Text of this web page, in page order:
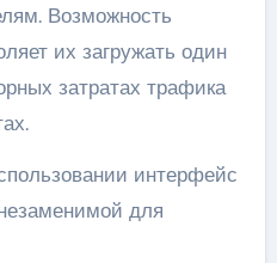
Возможность
их загружать один
затратах трафика
интерфейс
для